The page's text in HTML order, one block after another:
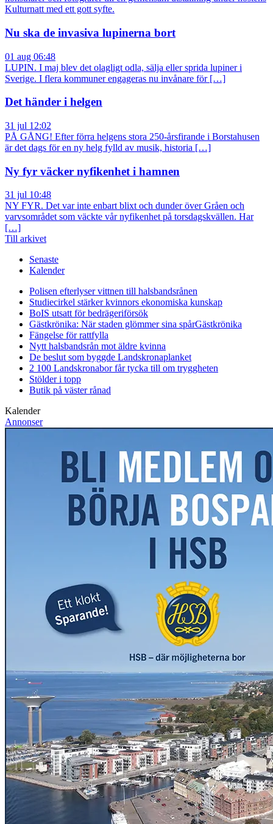
Kulturnatt med ett gott syfte.
Nu ska de invasiva lupinerna bort
01 aug 06:48
LUPIN. I maj blev det olagligt odla, sälja eller sprida lupiner i
Sverige. I flera kommuner engageras nu invånare för […]
Det händer i helgen
31 jul 12:02
PÅ GÅNG! Efter förra helgens stora 250-årsfirande i Borstahusen
är det dags för en ny helg fylld av musik, historia […]
Ny fyr väcker nyfikenhet i hamnen
31 jul 10:48
NY FYR. Det var inte enbart blixt och dunder över Gråen och
varvsområdet som väckte vår nyfikenhet på torsdagskvällen. Har
[…]
Till arkivet
Senaste
Kalender
Polisen efterlyser vittnen till halsbandsrånen
Studiecirkel stärker kvinnors ekonomiska kunskap
BoIS utsatt för bedrägeriförsök
Gästkrönika: När staden glömmer sina spårGästkrönika
Fängelse för rattfylla
Nytt halsbandsrån mot äldre kvinna
De beslut som byggde Landskronaplanket
2 100 Landskronabor får tycka till om tryggheten
Stölder i topp
Butik på väster rånad
Kalender
Annonser